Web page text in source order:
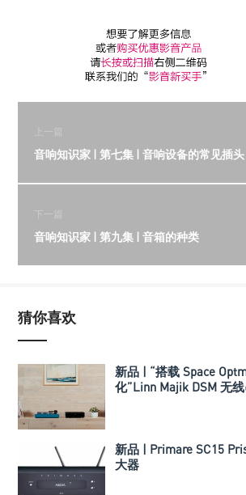
上一篇
音响知识家 | 第七集 | 音响设备的常见插头
下一篇
音响知识家 | 第九集 | 音箱的种类
猜你喜欢
新品 | “搭载 Space
化”Linn Majik DSM 无
新品 | Primare SC15
大器